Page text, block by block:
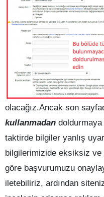
olacağız.Ancak son
kullanmadan
taktirde bilgiler yanlış
bilgilerimizide eksiksiz ve
göre başvurumuzu
iletebiliriz, ardından